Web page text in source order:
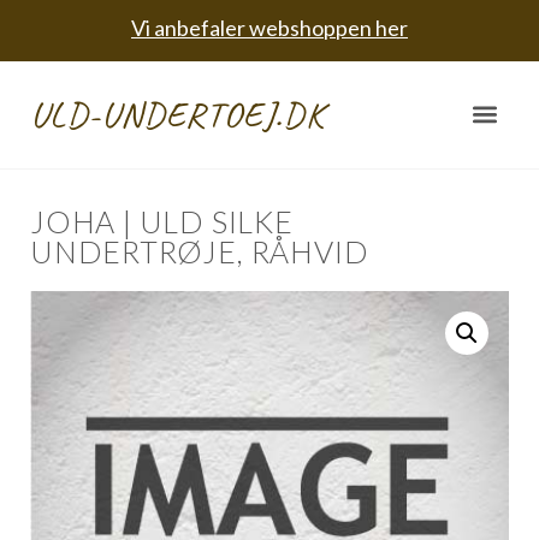
Vi anbefaler webshoppen her
ULD-UNDERTOEJ.DK
JOHA | ULD SILKE
UNDERTRØJE, RÅHVID